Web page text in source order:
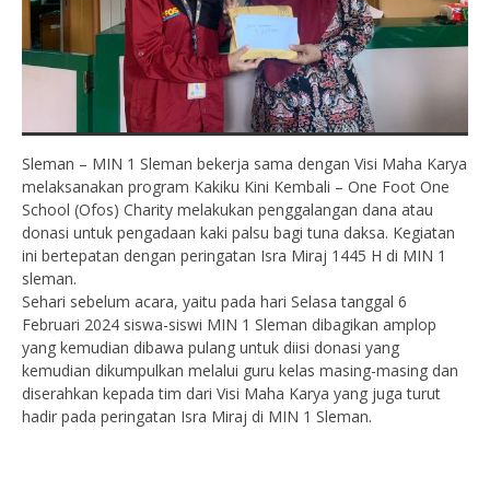
Sleman – MIN 1 Sleman bekerja sama dengan Visi Maha Karya
melaksanakan program Kakiku Kini Kembali – One Foot One
School (Ofos) Charity melakukan penggalangan dana atau
donasi untuk pengadaan kaki palsu bagi tuna daksa. Kegiatan
ini bertepatan dengan peringatan Isra Miraj 1445 H di MIN 1
sleman.
Sehari sebelum acara, yaitu pada hari Selasa tanggal 6
Februari 2024 siswa-siswi MIN 1 Sleman dibagikan amplop
yang kemudian dibawa pulang untuk diisi donasi yang
kemudian dikumpulkan melalui guru kelas masing-masing dan
diserahkan kepada tim dari Visi Maha Karya yang juga turut
hadir pada peringatan Isra Miraj di MIN 1 Sleman.